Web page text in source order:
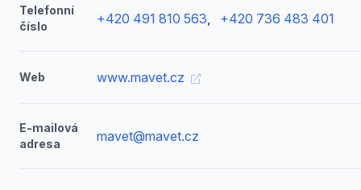
Telefonní
číslo
+420 491 810 563, +420 736 483 401
Web www.mavet.cz
E-mailová
adresa
mavet@mavet.cz